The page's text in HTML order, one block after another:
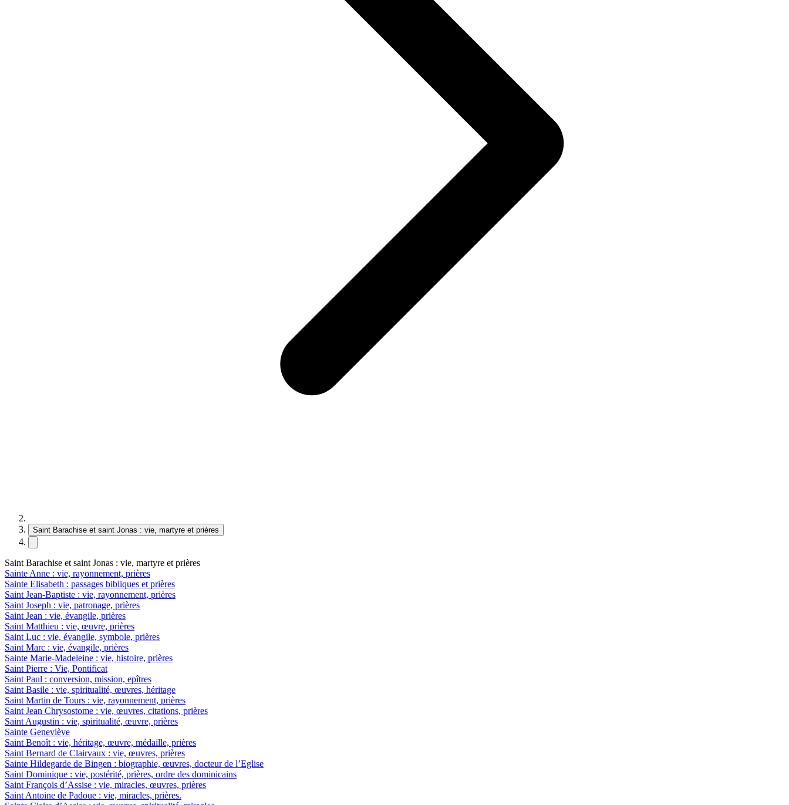
Saint Barachise et saint Jonas : vie, martyre et prières
Saint Barachise et saint Jonas : vie, martyre et prières
Sainte Anne : vie, rayonnement, prières
Sainte Elisabeth : passages bibliques et prières
Saint Jean-Baptiste : vie, rayonnement, prières
Saint Joseph : vie, patronage, prières
Saint Jean : vie, évangile, prières
Saint Matthieu : vie, œuvre, prières
Saint Luc : vie, évangile, symbole, prières
Saint Marc : vie, évangile, prières
Sainte Marie-Madeleine : vie, histoire, prières
Saint Pierre : Vie, Pontificat
Saint Paul : conversion, mission, epîtres
Saint Basile : vie, spiritualité, œuvres, héritage
Saint Martin de Tours : vie, rayonnement, prières
Saint Jean Chrysostome : vie, œuvres, citations, prières
Saint Augustin : vie, spiritualité, œuvre, prières
Sainte Geneviève
Saint Benoît : vie, héritage, œuvre, médaille, prières
Saint Bernard de Clairvaux : vie, œuvres, prières
Sainte Hildegarde de Bingen : biographie, œuvres, docteur de l’Eglise
Saint Dominique : vie, postérité, prières, ordre des dominicains
Saint François d’Assise : vie, miracles, œuvres, prières
Saint Antoine de Padoue : vie, miracles, prières.